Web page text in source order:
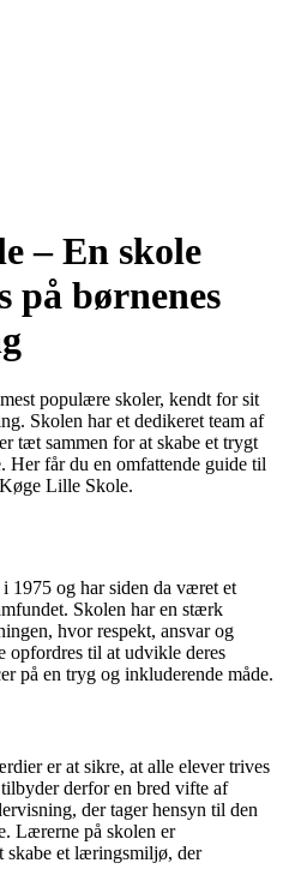
– En skole
på børnenes
populære skoler, kendt for sit
Skolen har et dedikeret team af
tæt sammen for at skabe et trygt
får du en omfattende guide til
Lille Skole.
1975 og har siden da været et
Skolen har en stærk
hvor respekt, ansvar og
opfordres til at udvikle deres
på en tryg og inkluderende måde.
er at sikre, at alle elever trives
derfor en bred vifte af
der tager hensyn til den
Lærerne på skolen er
skabe et læringsmiljø, der